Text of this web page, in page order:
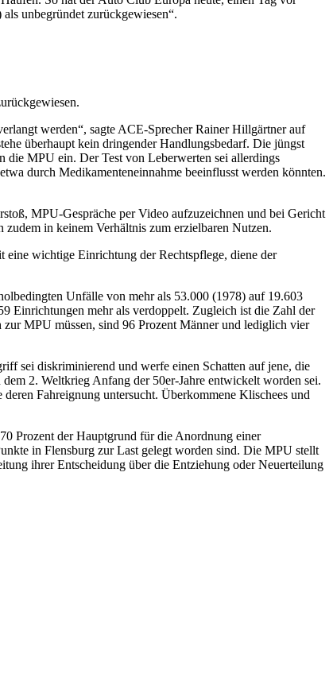
unbegründet zurückgewiesen“.
werden“, sagte ACE-Sprecher Rainer Hillgärtner auf
überhaupt kein dringender Handlungsbedarf. Die jüngst
die MPU ein. Der Test von Leberwerten sei allerdings
durch Medikamenteneinnahme beeinflusst werden könnten.
MPU-Gespräche per Video aufzuzeichnen und bei Gericht
in keinem Verhältnis zum erzielbaren Nutzen.
wichtige Einrichtung der Rechtspflege, diene der
Unfälle von mehr als 53.000 (1978) auf 19.603
Einrichtungen mehr als verdoppelt. Zugleich ist die Zahl der
MPU müssen, sind 96 Prozent Männer und lediglich vier
sei diskriminierend und werfe einen Schatten auf jene, die
2. Weltkrieg Anfang der 50er-Jahre entwickelt worden sei.
Fahreignung untersucht. Überkommene Klischees und
Prozent der Hauptgrund für die Anordnung einer
in Flensburg zur Last gelegt worden sind. Die MPU stellt
ihrer Entscheidung über die Entziehung oder Neuerteilung